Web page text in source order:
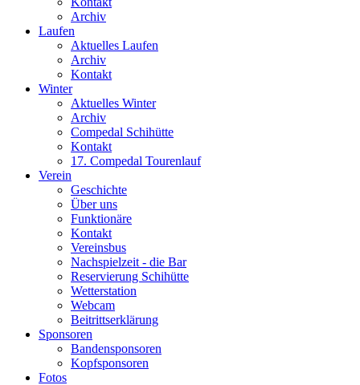
Archiv
Laufen
Aktuelles Laufen
Archiv
Kontakt
Winter
Aktuelles Winter
Archiv
Compedal Schihütte
Kontakt
17. Compedal Tourenlauf
Verein
Geschichte
Über uns
Funktionäre
Kontakt
Vereinsbus
Nachspielzeit - die Bar
Reservierung Schihütte
Wetterstation
Webcam
Beitrittserklärung
Sponsoren
Bandensponsoren
Kopfsponsoren
Fotos